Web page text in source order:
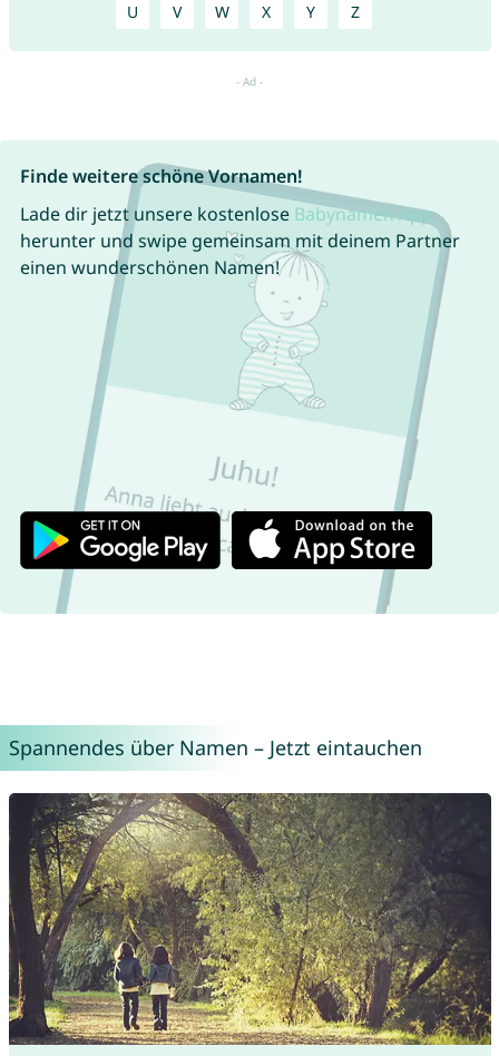
U V W X Y Z
Finde weitere schöne Vornamen!
Lade dir jetzt unsere kostenlose Babynamen App
herunter und swipe gemeinsam mit deinem Partner
einen wunderschönen Namen!
Spannendes über Namen – Jetzt eintauchen